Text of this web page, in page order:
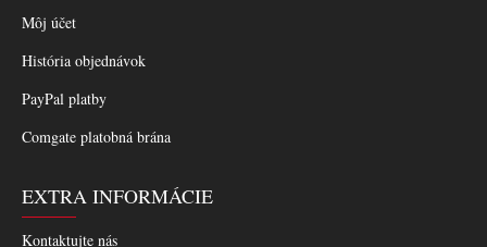
Môj účet
História objednávok
PayPal platby
Comgate platobná brána
EXTRA INFORMÁCIE
Kontaktujte nás